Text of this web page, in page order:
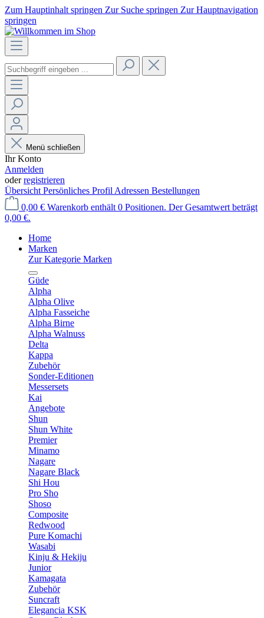
Zum Hauptinhalt springen Zur Suche springen Zur Hauptnavigation
springen
Menü schließen
Ihr Konto
Anmelden
oderregistrieren
Übersicht Persönliches Profil Adressen Bestellungen
0,00 € Warenkorb enthält 0 Positionen. Der Gesamtwert beträgt
0,00 €.
Home
Marken
Zur Kategorie Marken
Güde
Alpha
Alpha Olive
Alpha Fasseiche
Alpha Birne
Alpha Walnuss
Delta
Kappa
Zubehör
Sonder-Editionen
Messersets
Kai
Angebote
Shun
Shun White
Premier
Minamo
Nagare
Nagare Black
Shi Hou
Pro Sho
Shoso
Composite
Redwood
Pure Komachi
Wasabi
Kinju & Hekiju
Junior
Kamagata
Zubehör
Suncraft
Elegancia KSK